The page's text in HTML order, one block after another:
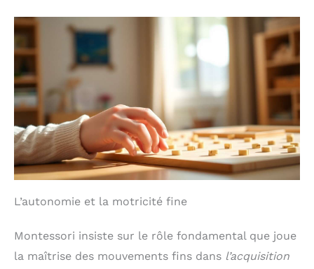
L’autonomie et la motricité fine
Montessori insiste sur le rôle fondamental que joue
la maîtrise des mouvements fins dans l’acquisition